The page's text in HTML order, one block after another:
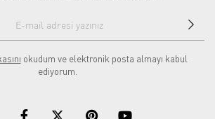
okudum ve elektronik posta almayı kabul
ediyorum.